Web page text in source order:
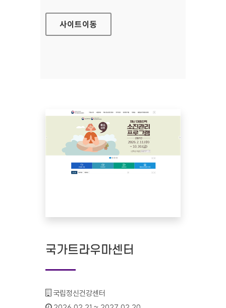
사이트이동
국가트라우마센터
기관명 :
국립정신건강센터